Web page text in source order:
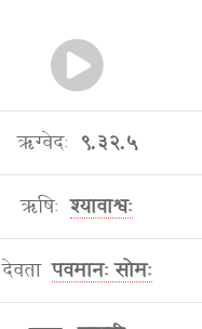
ऋग्वेदः ९.३२.५
ऋषिः श्यावाश्वः
देवता पवमानः सोमः